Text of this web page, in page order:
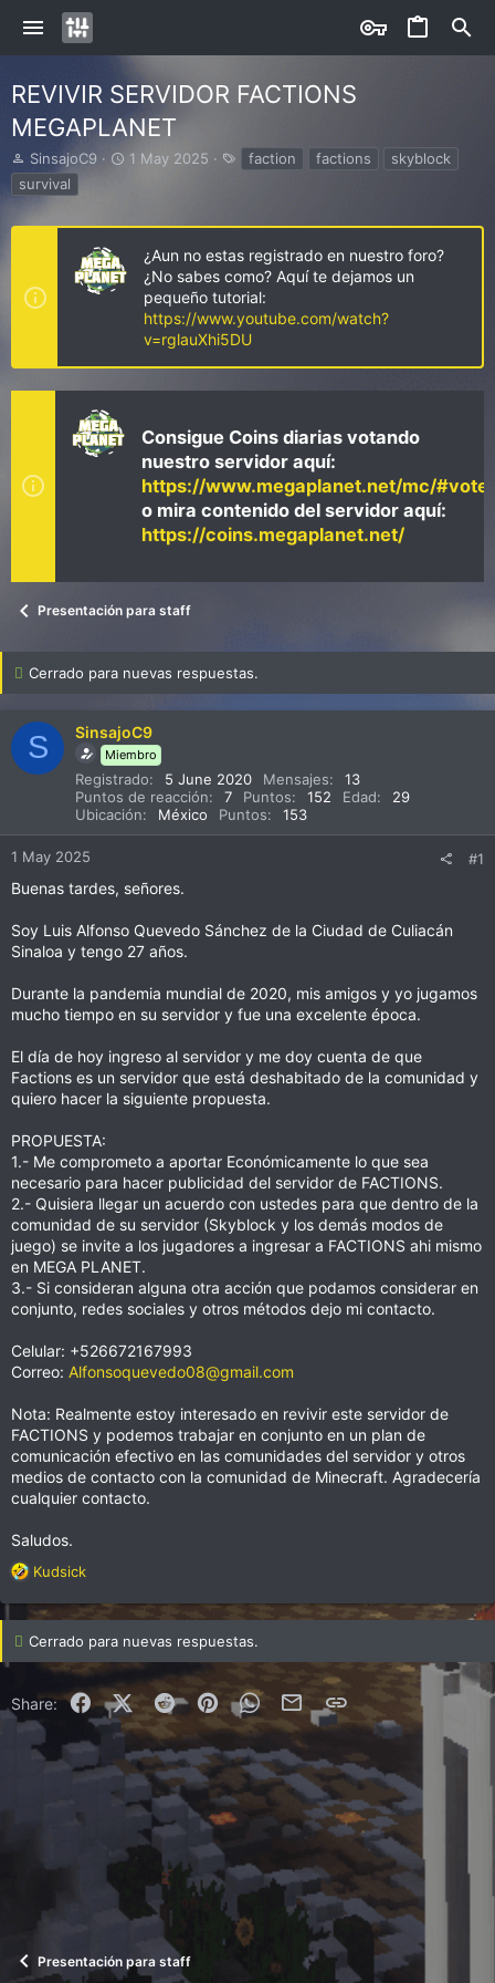
REVIVIR SERVIDOR FACTIONS
MEGAPLANET
I
n
i
o
t
SinsajoC9
S1 May 2025
e
t
a
s
faction factions
skyblock
survival
¿Aun no estas registrado en nuestro foro?
¿No sabes como? Aquí te dejamos un
pequeño tutorial:
https://www.youtube.com/watch?
v=rglauXhi5DU
Consigue Coins diarias votando
nuestro servidor aquí:
https://www.megaplanet.net/mc/#vote
o mira contenido del servidor aquí:
https://coins.megaplanet.net/
Presentación para staff
Cerrado para nuevas respuestas.
S SinsajoC9
Miembro
Registrado 5 June 2020 Mensajes
13
Puntos de reacción
7 Puntos 152 Edad
29
Ubicación
México Puntos 153
1 May 2025 #1
Buenas tardes, señores.
Soy Luis Alfonso Quevedo Sánchez de la Ciudad de Culiacán
Sinaloa y tengo 27 años.
Durante la pandemia mundial de 2020, mis amigos y yo jugamos
mucho tiempo en su servidor y fue una excelente época.
El día de hoy ingreso al servidor y me doy cuenta de que
Factions es un servidor que está deshabitado de la comunidad y
quiero hacer la siguiente propuesta.
PROPUESTA:
1.- Me comprometo a aportar Económicamente lo que sea
necesario para hacer publicidad del servidor de FACTIONS.
2.- Quisiera llegar un acuerdo con ustedes para que dentro de la
comunidad de su servidor (Skyblock y los demás modos de
juego) se invite a los jugadores a ingresar a FACTIONS ahi mismo
en MEGA PLANET.
3.- Si consideran alguna otra acción que podamos considerar en
conjunto, redes sociales y otros métodos dejo mi contacto.
Celular: +526672167993
Correo: Alfonsoquevedo08@gmail.com
Nota: Realmente estoy interesado en revivir este servidor de
FACTIONS y podemos trabajar en conjunto en un plan de
comunicación efectivo en las comunidades del servidor y otros
medios de contacto con la comunidad de Minecraft. Agradecería
cualquier contacto.
Saludos.
R
a
c
n
e
s
Kudsick
Cerrado para nuevas respuestas.
Share: FacebookX (Twitter)
RedditPinterestWhatsAppCorreo electrónico
Enlace
Presentación para staff